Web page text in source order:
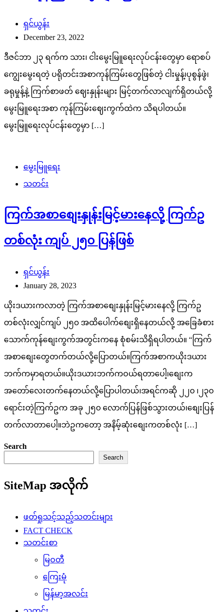
ရှင်ယွန်း
December 23, 2022
ဒီဇင်ဘာ ၂၃ ရက်က သား၊ ငါးမွေးမြူရေးလုပ်ငန်းတွေမှာ ရောစပ်
ကျွေးမွေးရတဲ့ ပရိုတင်းအစာကုန်ကြမ်းတွေဖြစ်တဲ့ ငါးမှုန့်၊ပုစွန်ဖွဲ၊
ခရုမှုန့်နဲ့ ကြက်စာဖတ် ဈေးနှုန်းများ မြင့်တက်လာလျက်ရှိတယ်လို့
မွေးမြူရေးအစာ ကုန်ကြမ်းဈေးကွက်ထဲက သိရပါတယ်။
မွေးမြူရေးလုပ်ငန်းတွေမှာ […]
မွေးမြူရေး
သတင်း
ကြက်အစာစျေးနှုန်းမြင့်မားနေလို့ ကြက်ဥ
တစ်လုံး ကျပ် ၂၅၀ ပြန်ဖြစ်
ရှင်ယွန်း
January 28, 2023
ယိုးဒယားကလာတဲ့ ကြက်အစာစျေးနှုန်းမြင့်မားနေလို့ ကြက်ဥ
တစ်လုံးလျှင်ကျပ် ၂၅၀ အထိပေါက်စျေးရှိနေတယ်လို့ အခြေခံစား
သောက်ကုန်စျေးကွက်အတွင်းကနေ စုံစမ်းသိရှိရပါတယ်။ “ကြက်
အစာစျေးတွေတက်တယ်လို့ပြောတယ်။ကြက်အစာကယိုးဒယား
ဘက်ကမှာရတယ်။ယိုးဒယားဘက်ကဝယ်ရတာပေါ့၊စျေးက
အတော်လေးတက်နေတယ်လို့ပြောပါတယ်၊အရင်ကဆို ၂၂၀ ၊၂၃၀
ရောင်းတဲ့ကြက်ဥက အခု ၂၅၀ လောက်ပြန်ဖြစ်သွားတယ်၊စျေးပြန်
တက်လာတာပေါ့။ဘဲဥကတော့ အနိမ့်ဆုံးစျေးကတစ်လုံး […]
Search
Search
SiteMap အလိုက်
ဖတ်ရှုသင့်သည့်သတင်းများ
FACT CHECK
သတင်းစာ
မြဝတီ
ကြေးမုံ
မြန်မာ့အလင်း